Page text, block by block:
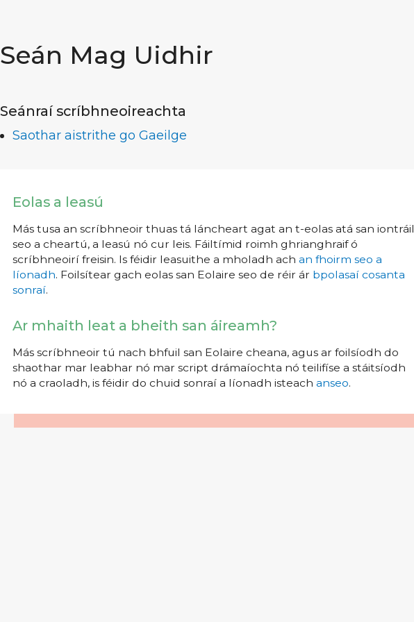
Seán Mag Uidhir
Seánraí scríbhneoireachta
Saothar aistrithe go Gaeilge
Eolas a leasú
Más tusa an scríbhneoir thuas tá láncheart agat an t-eolas atá san iontráil
seo a cheartú, a leasú nó cur leis. Fáiltímid roimh ghrianghraif ó
scríbhneoirí freisin. Is féidir leasuithe a mholadh ach an fhoirm seo a
líonadh. Foilsítear gach eolas san Eolaire seo de réir ár bpolasaí cosanta
sonraí.
Ar mhaith leat a bheith san áireamh?
Más scríbhneoir tú nach bhfuil san Eolaire cheana, agus ar foilsíodh do
shaothar mar leabhar nó mar script drámaíochta nó teilifíse a stáitsíodh
nó a craoladh, is féidir do chuid sonraí a líonadh isteach anseo.